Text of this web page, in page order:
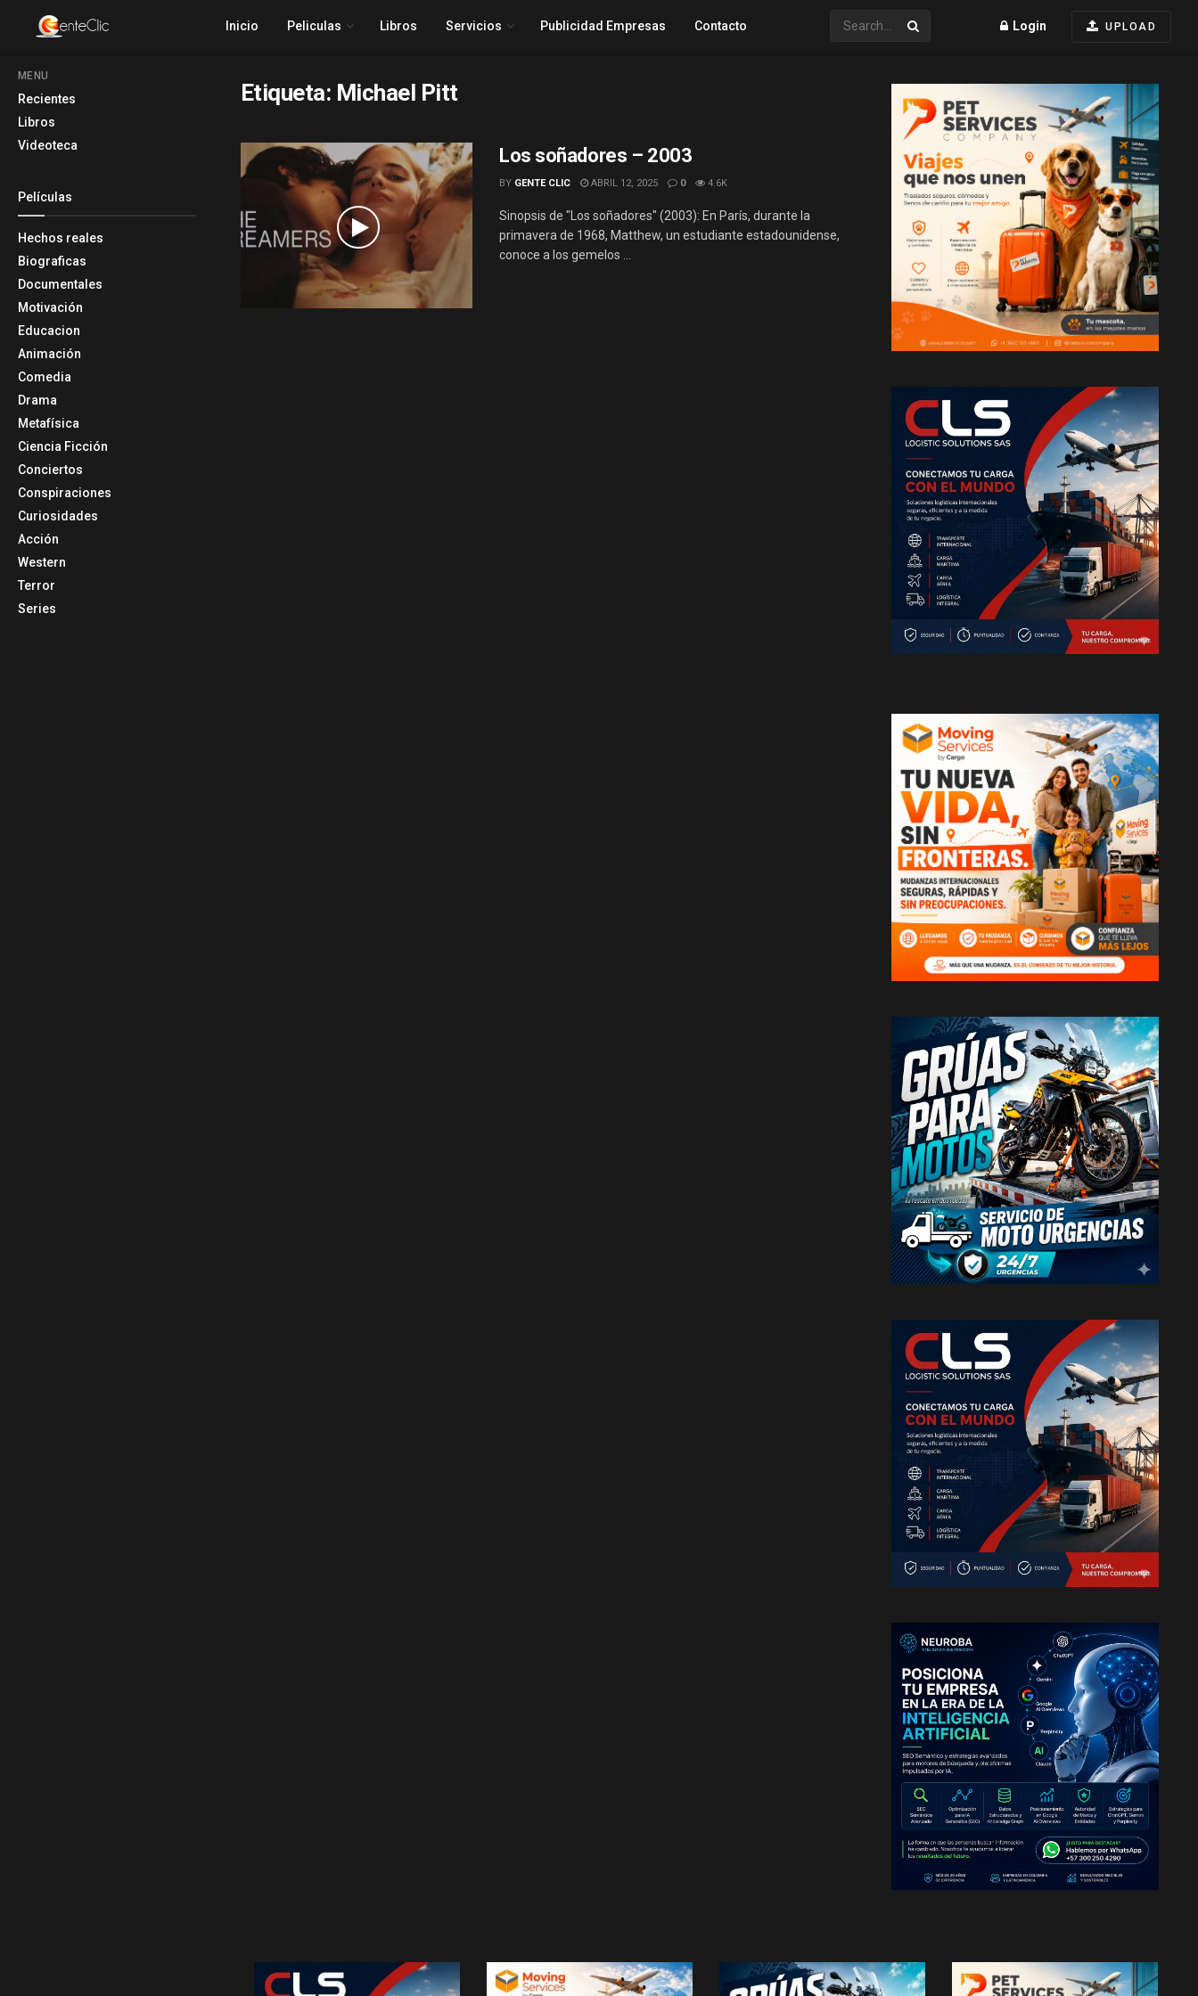
MENU
Recientes
Libros
Videoteca
Películas
Hechos reales
Biograficas
Documentales
Motivación
Educacion
Animación
Comedia
Drama
Metafísica
Ciencia Ficción
Conciertos
Conspiraciones
Curiosidades
Acción
Western
Terror
Series
Inicio Peliculas Libros Servicios Publicidad Empresas Contacto Login UPLOAD
Etiqueta: Michael Pitt
Los soñadores – 2003
BY GENTE CLIC ABRIL 12, 2025 0 4.6K
Sinopsis de "Los soñadores" (2003): En París, durante la
primavera de 1968, Matthew, un estudiante estadounidense,
conoce a los gemelos ...